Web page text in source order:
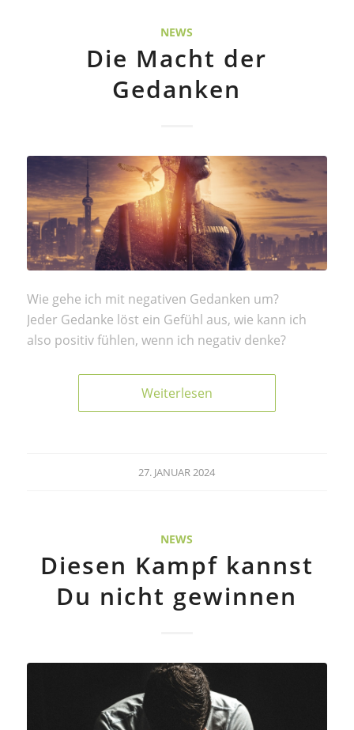
NEWS
Die Macht der
Gedanken
Wie gehe ich mit negativen Gedanken um?
Jeder Gedanke löst ein Gefühl aus, wie kann ich
also positiv fühlen, wenn ich negativ denke?
Weiterlesen
27. JANUAR 2024
NEWS
Diesen Kampf kannst
Du nicht gewinnen